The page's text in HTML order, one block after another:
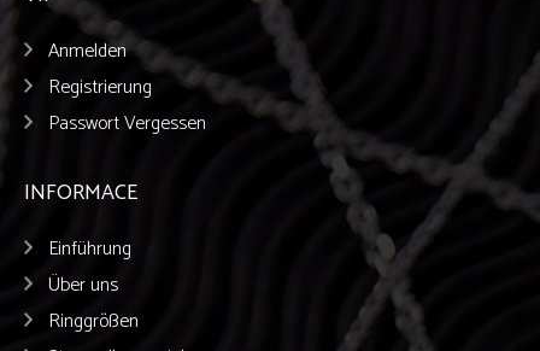
Anmelden
Registrierung
Passwort Vergessen
INFORMACE
Einführung
Über uns
Ringgrößen